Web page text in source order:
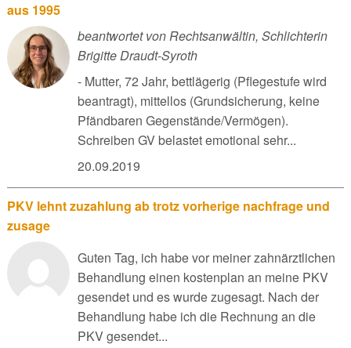
aus 1995
beantwortet von Rechtsanwältin, Schlichterin
Brigitte Draudt-Syroth
- Mutter, 72 Jahr, bettlägerig (Pflegestufe wird
beantragt), mittellos (Grundsicherung, keine
Pfändbaren Gegenstände/Vermögen).
Schreiben GV belastet emotional sehr...
20.09.2019
PKV lehnt zuzahlung ab trotz vorherige nachfrage und
zusage
Guten Tag, ich habe vor meiner zahnärztlichen
Behandlung einen kostenplan an meine PKV
gesendet und es wurde zugesagt. Nach der
Behandlung habe ich die Rechnung an die
PKV gesendet...